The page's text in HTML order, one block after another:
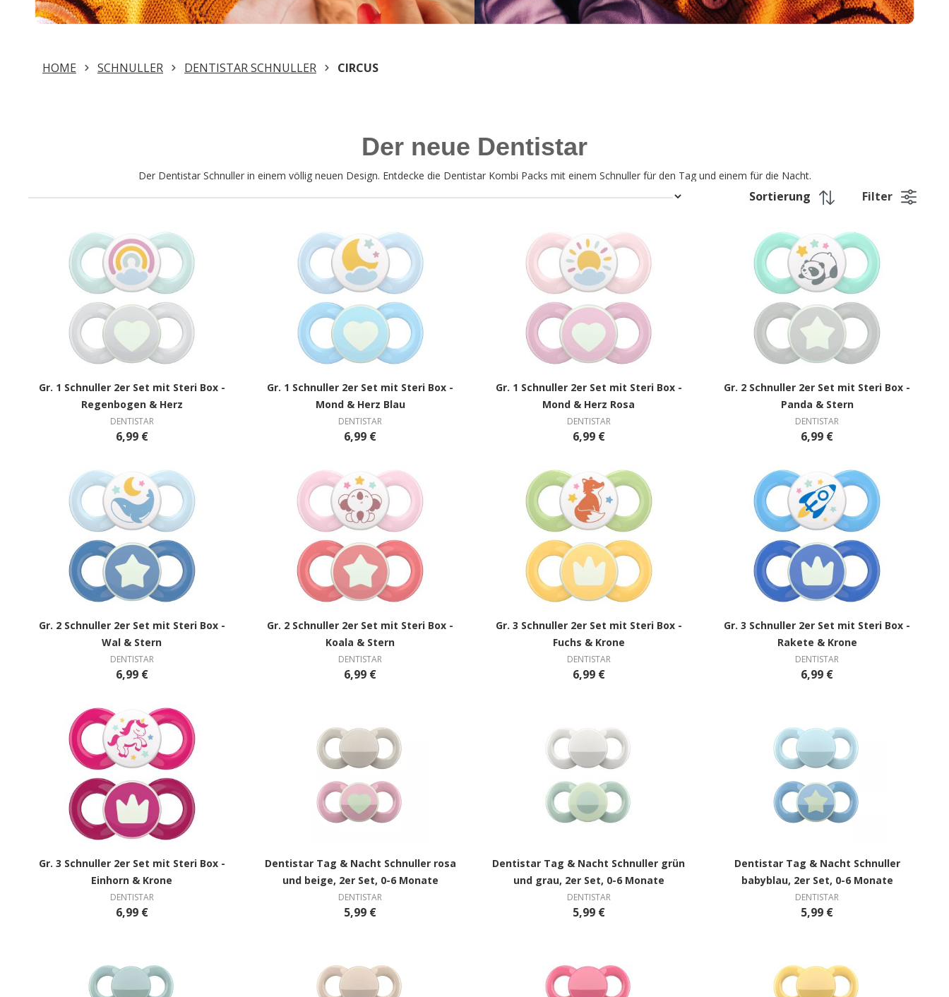
HOME SCHNULLER DENTISTAR SCHNULLER CIRCUS
Der neue Dentistar
Der Dentistar Schnuller in einem völlig neuen Design. Entdecke die Dentistar Kombi Packs mit einem Schnuller für den Tag und einem für die Nacht.
Filter
Gr. 1 Schnuller 2er Set mit Steri Box -
Regenbogen & Herz
DENTISTAR
6,99 €
Gr. 1 Schnuller 2er Set mit Steri Box -
Mond & Herz Blau
DENTISTAR
6,99 €
Gr. 1 Schnuller 2er Set mit Steri Box -
Mond & Herz Rosa
DENTISTAR
6,99 €
Gr. 2 Schnuller 2er Set mit Steri Box -
Panda & Stern
DENTISTAR
6,99 €
Gr. 2 Schnuller 2er Set mit Steri Box -
Wal & Stern
DENTISTAR
6,99 €
Gr. 2 Schnuller 2er Set mit Steri Box -
Koala & Stern
DENTISTAR
6,99 €
Gr. 3 Schnuller 2er Set mit Steri Box -
Fuchs & Krone
DENTISTAR
6,99 €
Gr. 3 Schnuller 2er Set mit Steri Box -
Rakete & Krone
DENTISTAR
6,99 €
Gr. 3 Schnuller 2er Set mit Steri Box -
Einhorn & Krone
DENTISTAR
6,99 €
Dentistar Tag & Nacht Schnuller rosa
und beige, 2er Set, 0-6 Monate
DENTISTAR
5,99 €
Dentistar Tag & Nacht Schnuller grün
und grau, 2er Set, 0-6 Monate
DENTISTAR
5,99 €
Dentistar Tag & Nacht Schnuller
babyblau, 2er Set, 0-6 Monate
DENTISTAR
5,99 €